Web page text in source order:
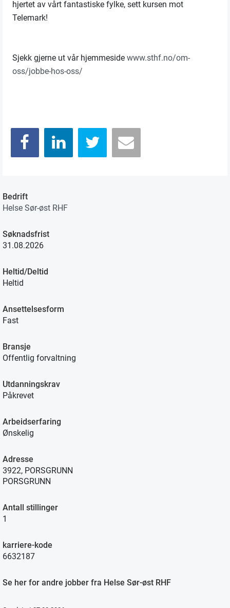
hjertet av vårt fantastiske fylke, sett kursen mot
Telemark!
Sjekk gjerne ut vår hjemmesidewww.sthf.no/om-
oss/jobbe-hos-oss/
Bedrift
Helse Sør-øst RHF
Søknadsfrist
31.08.2026
Heltid/Deltid
Heltid
Ansettelsesform
Fast
Bransje
Offentlig forvaltning
Utdanningskrav
Påkrevet
Arbeidserfaring
Ønskelig
Adresse
3922, PORSGRUNN
PORSGRUNN
Antall stillinger
1
karriere-kode
6632187
Se her for andre jobber fra Helse Sør-øst RHF